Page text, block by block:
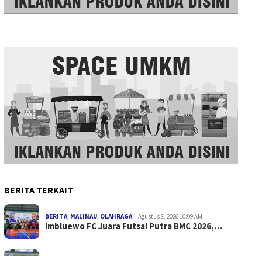
BERITA TERKAIT
BERITA, MALINAU, OLAHRAGA Agustus 8, 2026 10:09 AM
Imbluewo FC Juara Futsal Putra BMC 2026,…